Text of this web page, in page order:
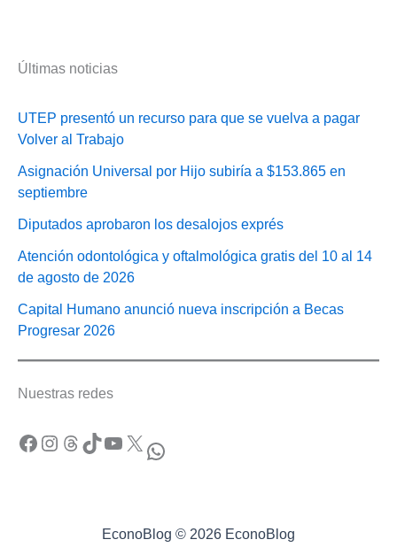
Últimas noticias
UTEP presentó un recurso para que se vuelva a pagar
Volver al Trabajo
Asignación Universal por Hijo subiría a $153.865 en
septiembre
Diputados aprobaron los desalojos exprés
Atención odontológica y oftalmológica gratis del 10 al 14
de agosto de 2026
Capital Humano anunció nueva inscripción a Becas
Progresar 2026
Nuestras redes
Facebook Instagram Threads TikTok YouTube X WhatsApp
EconoBlog © 2026 EconoBlog